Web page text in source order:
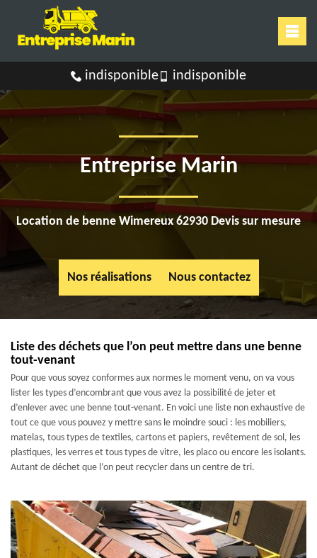
indisponible indisponible
Entreprise Marin
Location de benne Wimereux 62930 Devis sur mesure
Nos réalisations Nous contactez
Liste des déchets que l’on peut mettre dans une benne
tout-venant
Pour que vous soyez conformes aux normes le moment venu, on va vous
lister les types d’encombrant que vous avez la possibilité de jeter et
d’enlever avec une benne tout-venant. En voici une liste non exhaustive de
tout ce que vous pouvez y mettre sans le moindre souci : les mobiliers,
matelas, tous types de textiles, cartons et papiers, revêtement de sol, les
plastiques, les verres et tous types de vitre, les placo ou encore les isolants.
Autant de déchet que l’on peut recycler dans un centre de tri.